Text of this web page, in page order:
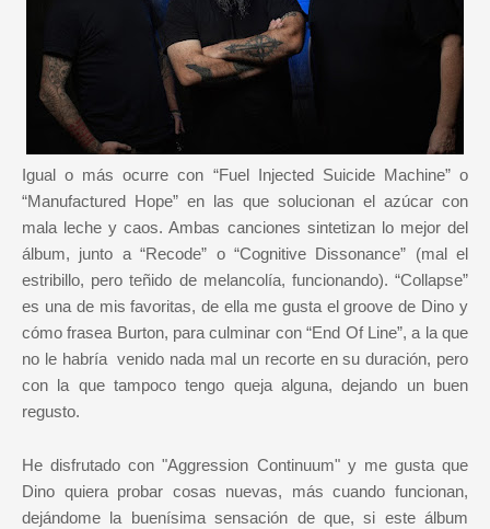
Igual o más ocurre con “Fuel Injected Suicide Machine” o
“Manufactured Hope” en las que solucionan el azúcar con
mala leche y caos. Ambas canciones sintetizan lo mejor del
álbum, junto a “Recode” o “Cognitive Dissonance” (mal el
estribillo, pero teñido de melancolía, funcionando). “Collapse”
es una de mis favoritas, de ella me gusta el groove de Dino y
cómo frasea Burton, para culminar con “End Of Line”, a la que
no le habría venido nada mal un recorte en su duración, pero
con la que tampoco tengo queja alguna, dejando un buen
regusto.
He disfrutado con "Aggression Continuum" y me gusta que
Dino quiera probar cosas nuevas, más cuando funcionan,
dejándome la buenísima sensación de que, si este álbum